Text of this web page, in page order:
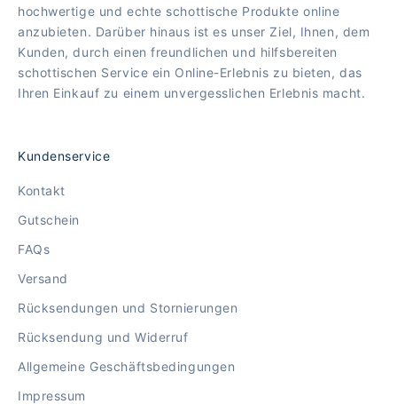
hochwertige und echte schottische Produkte online
anzubieten. Darüber hinaus ist es unser Ziel, Ihnen, dem
Kunden, durch einen freundlichen und hilfsbereiten
schottischen Service ein Online-Erlebnis zu bieten, das
Ihren Einkauf zu einem unvergesslichen Erlebnis macht.
Kundenservice
Kontakt
Gutschein
FAQs
Versand
Rücksendungen und Stornierungen
Rücksendung und Widerruf
Allgemeine Geschäftsbedingungen
Impressum